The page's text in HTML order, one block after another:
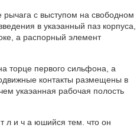
с выступом на свободном
в укаэанный паз корпуса,
а распорный элемент
торце первого сильфона, а
контакты размещены в
укаэанная рабочая полость
л и ч а юшийся тем. что он